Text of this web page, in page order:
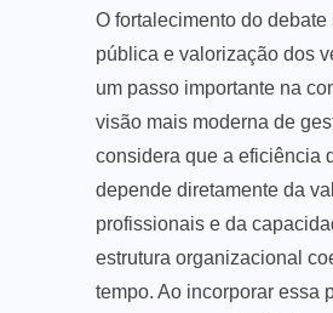
O fortalecimento do
pública e valorização dos
um passo importante na
visão mais moderna de
considera que a eficiência
depende diretamente da
profissionais e da
estrutura organizacional
tempo. Ao incorporar essa